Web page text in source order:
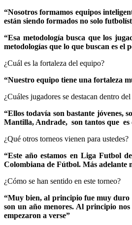
“Nosotros formamos equipos
están siendo formados no solo
“Esa metodología busca que los
metodologías que lo que buscan es el
¿Cuál es la fortaleza del equipo?
“Nuestro equipo tiene una fortaleza
¿Cuáles jugadores se destacan dentro
“Ellos todavía son bastante
Mantilla, Andrade, son tantos que es
¿Qué otros torneos vienen para ustedes?
“Este año estamos en Liga Futbol
Colombiana de Fútbol. Más adelante
¿Cómo se han sentido en este torneo?
“Muy bien, al principio fue muy duro
son un año menores. Al principio
empezaron a verse”